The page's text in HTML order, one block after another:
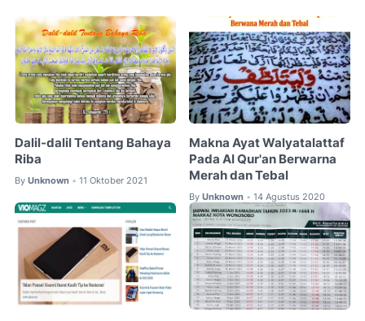
Dalil-dalil Tentang Bahaya
Riba
By Unknown • 11 Oktober 2021
Makna Ayat Walyatalattaf
Pada Al Qur'an Berwarna
Merah dan Tebal
By Unknown • 14 Agustus 2020